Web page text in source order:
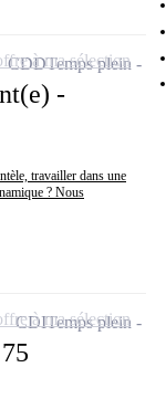
-
travailler dans une
? Nous
CDDTemps plein
à ma sélection
CDITemps plein
à ma sélection